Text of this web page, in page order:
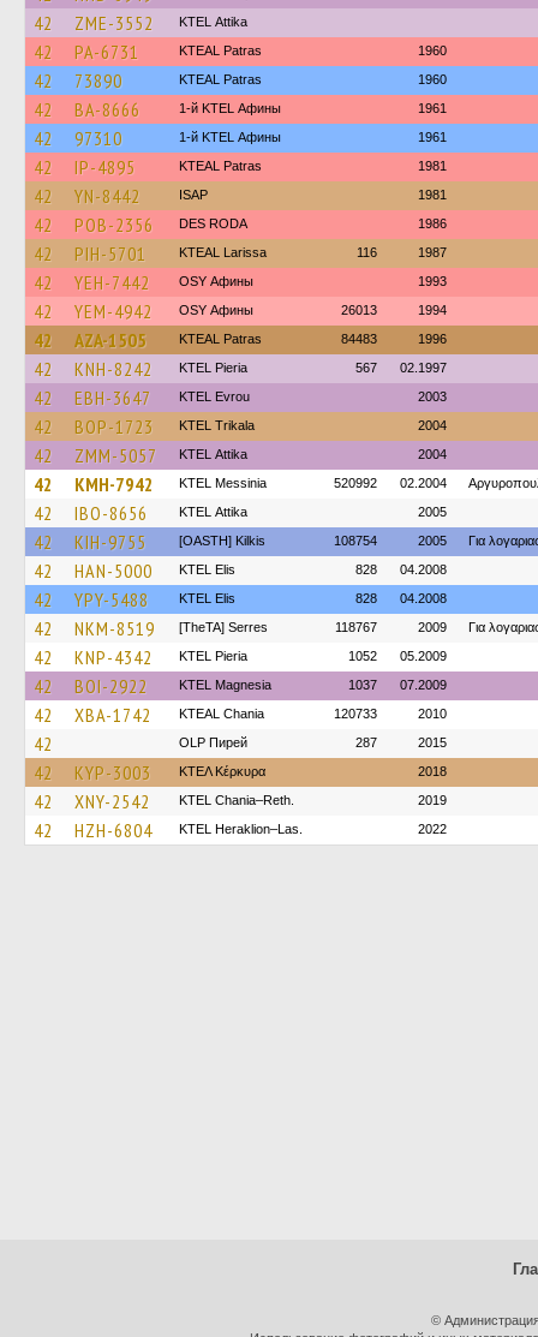
42 ZME-3552 KΤΕL Αttika
42 PA-6731 KTEAL Patras 1960
42 73890 KTEAL Patras 1960
42 BA-8666 1-й KTEL Афины 1961
42 97310 1-й KTEL Афины 1961
42 IP-4895 KTEAL Patras 1981
42 YN-8442 ISAP 1981
42 POB-2356 DES RODA 1986
42 PIH-5701 KTEAL Larissa 116 1987
42 YEH-7442 OSY Афины 1993
42 YEM-4942 OSY Афины 26013 1994
42 AZA-1505 KTEAL Patras 84483 1996
42 KNH-8242 KTEL Pieria 567 02.1997
42 EBH-3647 KTEL Evrou 2003
42 BOP-1723 ΚΤΕL Τrikala 2004
42 ZMM-5057 KΤΕL Αttika 2004
42 KMH-7942 KTEL Messinia 520992 02.2004
42 IBO-8656 KΤΕL Αttika 2005
42 KIH-9755 [OASTH] Kilkis 108754 2005 Για
42 HAN-5000 KTEL Elis 828 04.2008
42 YPY-5488 KTEL Elis 828 04.2008
42 NKM-8519 [TheTA] Serres 118767 2009 Για
42 KNP-4342 KTEL Pieria 1052 05.2009
42 BOI-2922 ΚΤΕL Magnesia 1037 07.2009
42 XBA-1742 KTEAL Chania 120733 2010
42 OLP Пирей 287 2015
42 KYP-3003 ΚΤΕΛ Κέρκυρα 2018
42 XNY-2542 KTEL Chania–Reth. 2019
42 HZH-6804 KTEL Heraklion–Las. 2022
©